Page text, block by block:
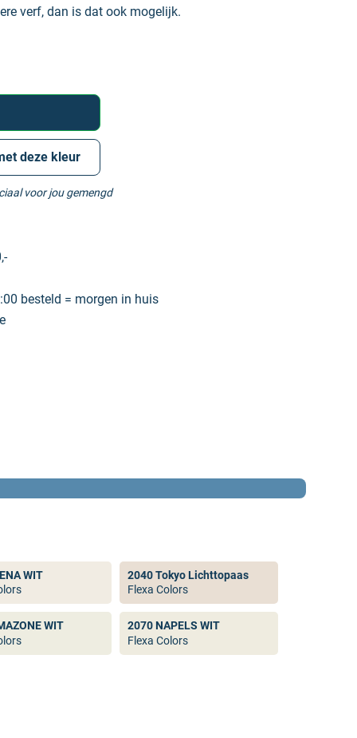
verf, dan is dat ook mogelijk.
deze kleur
voor jou gemengd
besteld = morgen in huis
WIT
2040 Tokyo Lichttopaas
Flexa Colors
WIT
2070 NAPELS WIT
Flexa Colors